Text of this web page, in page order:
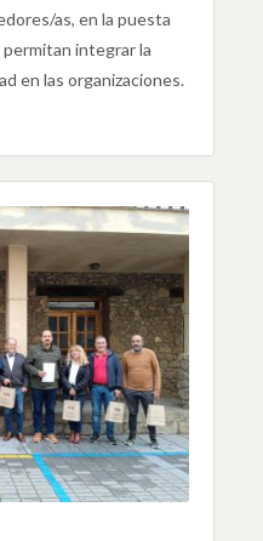
as, en la puesta
integrar la
en las organizaciones.